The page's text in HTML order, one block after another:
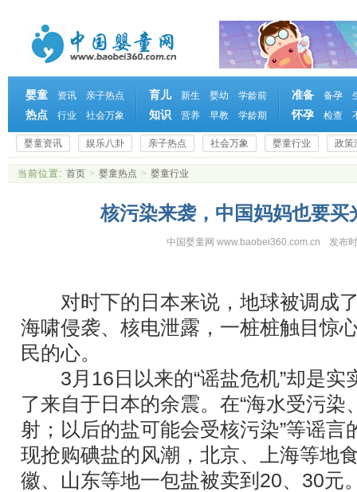
婴童
热点
资讯
亲子热点
行业
社会万象
育儿
知识
新生 婴幼
学龄前
营养
早教 学龄期
准备
怀孕
备孕
检查
婴童资讯 娱乐八卦 亲子热点 社会万象 婴童行业 政策
当前位置: 首页 > 婴童热点 > 婴童行业
核污染来袭，中国妈妈也要买
中国婴童网 www.baobei360.com.cn 发布
对时下的日本来说，地球被调成了
海啸侵袭、核电泄露，一桩桩触目惊
民的心。
3月16日以来的“谣盐危机”却是实
了来自于日本的余震。在“海水受污染
射；以后的盐可能会受核污染”等谣言
现抢购碘盐的风潮，北京、上海等地
徽、山东等地一包盐被卖到20、30元